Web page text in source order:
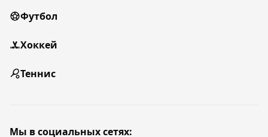
Футбол
Хоккей
Теннис
Мы в социальных сетях: